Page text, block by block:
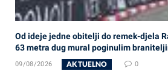
Od ideje jedne obitelji do remek-djela
63 metra dug mural poginulim
09/08/2026 AKTUELNO 0